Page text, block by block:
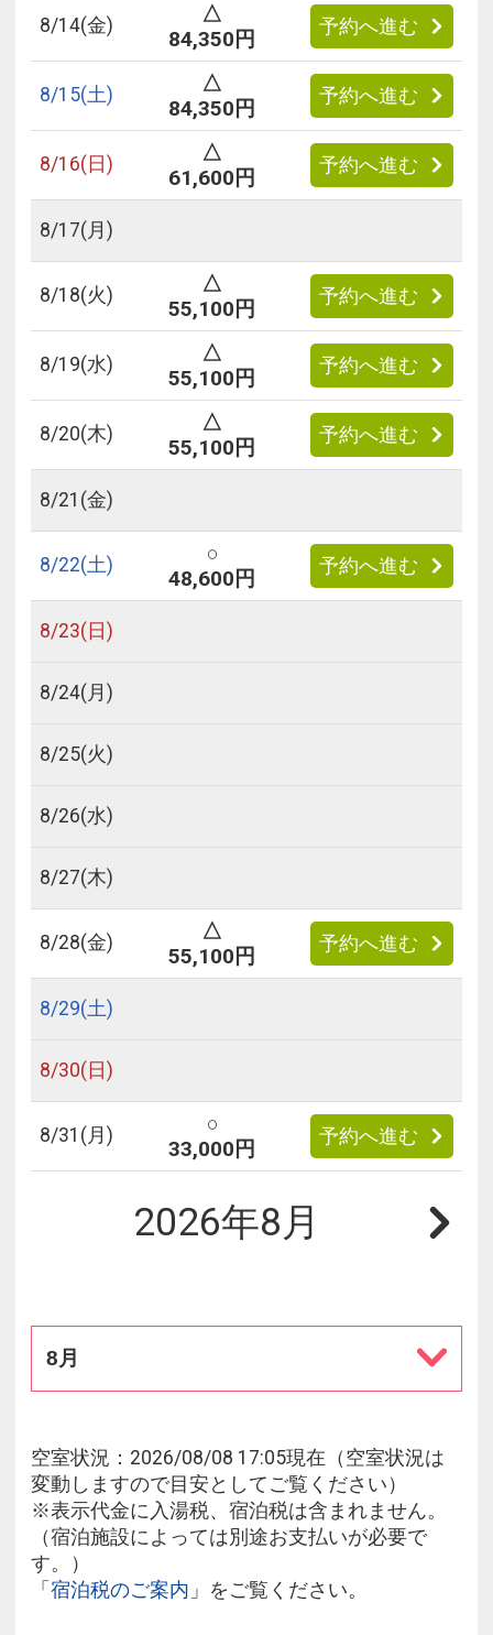
8/14(金)
△
84,350円
予約へ進む
8/15(土)
△
84,350円
予約へ進む
8/16(日)
△
61,600円
予約へ進む
8/17(月)
8/18(火)
△
55,100円
予約へ進む
8/19(水)
△
55,100円
予約へ進む
8/20(木)
△
55,100円
予約へ進む
8/21 (金)
8/22(土)
○
48,600円
予約へ進む
8/23(日)
8/24(月)
8/25(火)
8/26(水)
8/27(木)
8/28(金)
△
55,100円
予約へ進む
8/29(土)
8/30(日)
8/31 (月)
○
33,000円
予約へ進む
2026年8月
8月
空室状況：2026/08/08 17:05現在（空室状況は
変動しますので目安としてご覧ください）
※表示代金に入湯税、宿泊税は含まれません。
（宿泊施設によっては別途お支払いが必要で
す。）
「 宿泊税のご案内 」をご覧ください。